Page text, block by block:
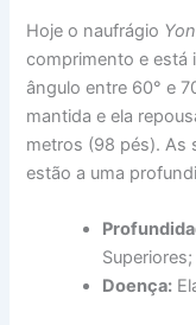
Hoje o naufrágio
comprimento e está
ângulo entre 60° e
mantida e ela
metros (98 pés). As
estão a uma
Doença: